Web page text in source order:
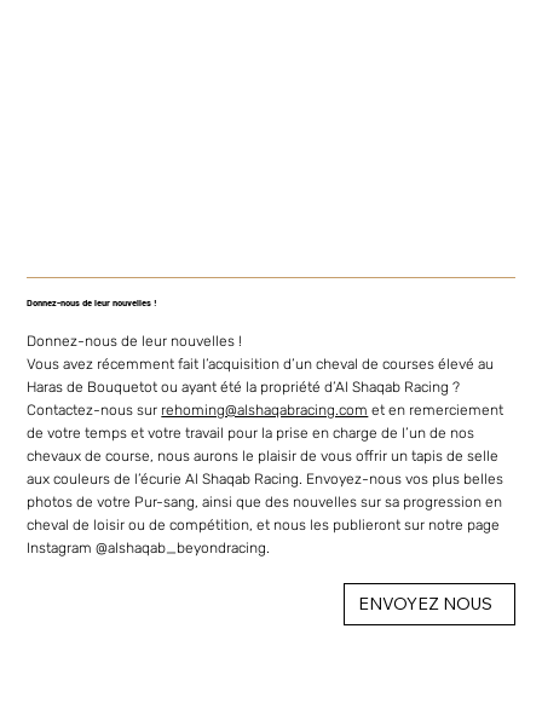
Donnez-nous de leur nouvelles !
Donnez-nous de leur nouvelles !
Vous avez récemment fait l’acquisition d’un cheval de courses élevé au
Haras de Bouquetot ou ayant été la propriété d’Al Shaqab Racing ?
Contactez-nous sur rehoming@alshaqabracing.com et en remerciement
de votre temps et votre travail pour la prise en charge de l’un de nos
chevaux de course, nous aurons le plaisir de vous offrir un tapis de selle
aux couleurs de l’écurie Al Shaqab Racing. Envoyez-nous vos plus belles
photos de votre Pur-sang, ainsi que des nouvelles sur sa progression en
cheval de loisir ou de compétition, et nous les publieront sur notre page
Instagram @alshaqab_beyondracing.
ENVOYEZ NOUS